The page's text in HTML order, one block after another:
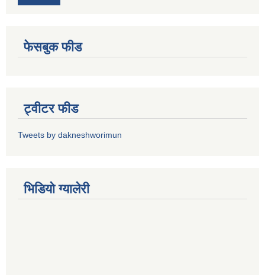
फेसबुक फीड
ट्वीटर फीड
Tweets by dakneshworimun
भिडियाे ग्यालेरी